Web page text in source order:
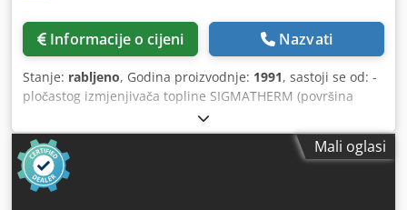
Informacije o cijeni Nazvati
Stanje: rabljeno, Godina proizvodnje: 1991, sastoji se od: -
pločastog izmjenjivača topline SIGMATHERM (površina
izmjenjivača topline 21,5 m2) - spremnika protoka 1200 l -
pumpe proizvoda Hilge s ručnim kontrolnim ventilom -
cirkulacijske pumpe tople vode Hilge - ekspanzijske posude
500 l - izmjenjivača topline snopa cijevi - redukcijske
stanice za komprimirani zrak - upravljački ormar s
Mali oglasi